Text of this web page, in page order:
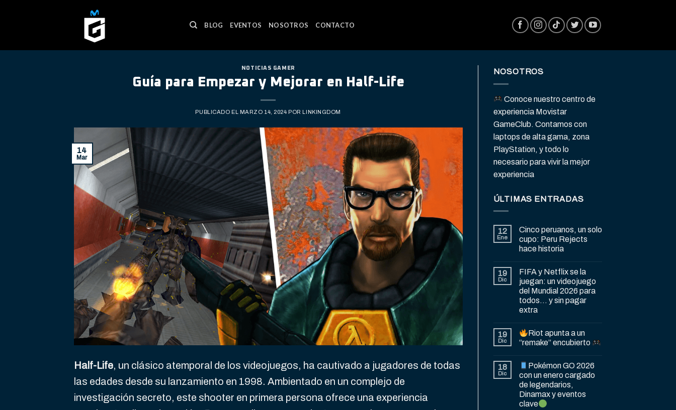
BLOG EVENTOS NOSOTROS CONTACTO
NOTICIAS GAMER
Guía para Empezar y Mejorar en Half-Life
PUBLICADO EL MARZO 14, 2024 POR LINKINGDOM
14
Mar
Half-Life, un clásico atemporal de los videojuegos, ha cautivado a jugadores de todas
las edades desde su lanzamiento en 1998. Ambientado en un complejo de
investigación secreto, este shooter en primera persona ofrece una experiencia
NOSOTROS
Conoce nuestro centro de
experiencia Movistar
GameClub. Contamos con
laptops de alta gama, zona
PlayStation, y todo lo
necesario para vivir la mejor
experiencia
ÚLTIMAS ENTRADAS
12
Ene
Cinco peruanos, un solo
cupo: Peru Rejects
hace historia
19
Dic
FIFA y Netflix se la
juegan: un videojuego
del Mundial 2026 para
todos… y sin pagar
extra
19
Dic
Riot apunta a un
“remake” encubierto
18
Dic
Pokémon GO 2026
con un enero cargado
de legendarios,
Dinamax y eventos
clave